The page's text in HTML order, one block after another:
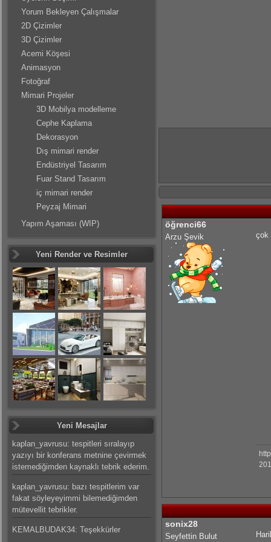
öğrenci66
Arzu Şevik çok
sonix28
Seyfettin Bulut
Yorum Bekleyen Çalışmalar
2D Çizimler
3D Çizimler
Acemi Köşesi
Animasyon
Fotoğraf
Mimari Projeler
3D Mobilya modelleme
Cephe Kaplama
Dekorasyon
Dış mimari render
Endüstriyel Tasarım
Fuar Stand Tasarım
iç mimari render
Peyzaj Mimari
Yapım Aşaması (WIP)
Yeni Render ve Resimler
Yeni Mesajlar
kaplan_yavrusu: tespitleri sıralayıp
yazıyı bir konferans metnine çevirmek
istemediğimden kaynaklı tebrik ederim.
kaplan_yavrusu: bazı tespitlerim var
fakat söyleyeyimmi bilemediğimden
mütevellit tebrikler.
KEMALBUDAK34: Teşekkürler